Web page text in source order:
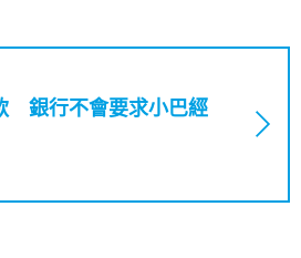
銀行不會要求小巴經